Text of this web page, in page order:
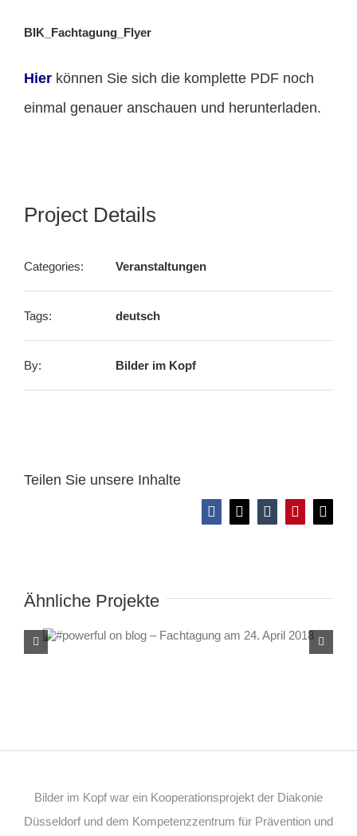
BIK_Fachtagung_Flyer
Hier können Sie sich die komplette PDF noch
einmal genauer anschauen und herunterladen.
Project Details
Categories: Veranstaltungen
Tags: deutsch
By: Bilder im Kopf
Teilen Sie unsere Inhalte
Facebook
X TumblrPinterest
E-
Ähnliche Projekte
#powerful on blog – Fachtagung
am 24. April 2018
Bilder im Kopf war ein Kooperationsprojekt der Diakonie
Düsseldorf und dem Kompetenzzentrum für Prävention und